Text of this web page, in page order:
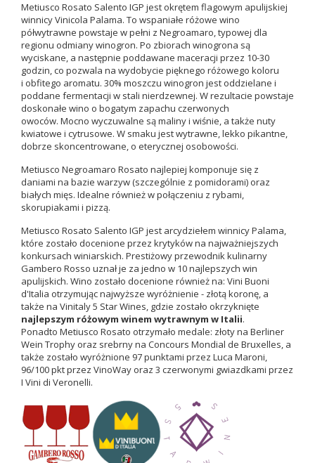
Metiusco Rosato Salento IGP jest okrętem flagowym apulijskiej
winnicy Vinicola Palama. To wspaniałe różowe wino
półwytrawne powstaje w pełni z Negroamaro, typowej dla
regionu odmiany winogron. Po zbiorach winogrona są
wyciskane, a następnie poddawane maceracji przez 10-30
godzin, co pozwala na wydobycie pięknego różowego koloru
i obfitego aromatu. 30% moszczu winogron jest oddzielane i
poddane fermentacji w stali nierdzewnej. W rezultacie powstaje
doskonałe wino o bogatym zapachu czerwonych
owoców. Mocno wyczuwalne są maliny i wiśnie, a także nuty
kwiatowe i cytrusowe. W smaku jest wytrawne, lekko pikantne,
dobrze skoncentrowane, o eterycznej osobowości.
Metiusco Negroamaro Rosato najlepiej komponuje się z
daniami na bazie warzyw (szczególnie z pomidorami) oraz
białych mięs. Idealne również w połączeniu z rybami,
skorupiakami i pizzą.
Metiusco Rosato Salento IGP jest arcydziełem winnicy Palama,
które zostało docenione przez krytyków na najważniejszych
konkursach winiarskich. Prestiżowy przewodnik kulinarny
Gambero Rosso uznał je za jedno w 10 najlepszych win
apulijskich. Wino zostało docenione równieżna: Vini Buoni
d'Italia otrzymując najwyższe wyróżnienie - złotą koronę, a
także na Vinitaly 5 Star Wines, gdzie zostało okrzyknięte
najlepszym różowym winem wytrawnym w Italii.
Ponadto Metiusco Rosato otrzymało medale: złoty na Berliner
Wein Trophy oraz srebrny na Concours Mondial de Bruxelles, a
także zostało wyróżnione 97 punktami przez Luca Maroni,
96/100 pkt przez VinoWay oraz 3 czerwonymi gwiazdkami przez
I Vini di Veronelli.